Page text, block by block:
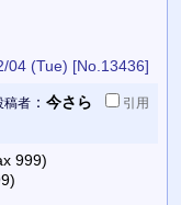
04 (Tue) [No.13436]
稿者： 今さら
引用
999)